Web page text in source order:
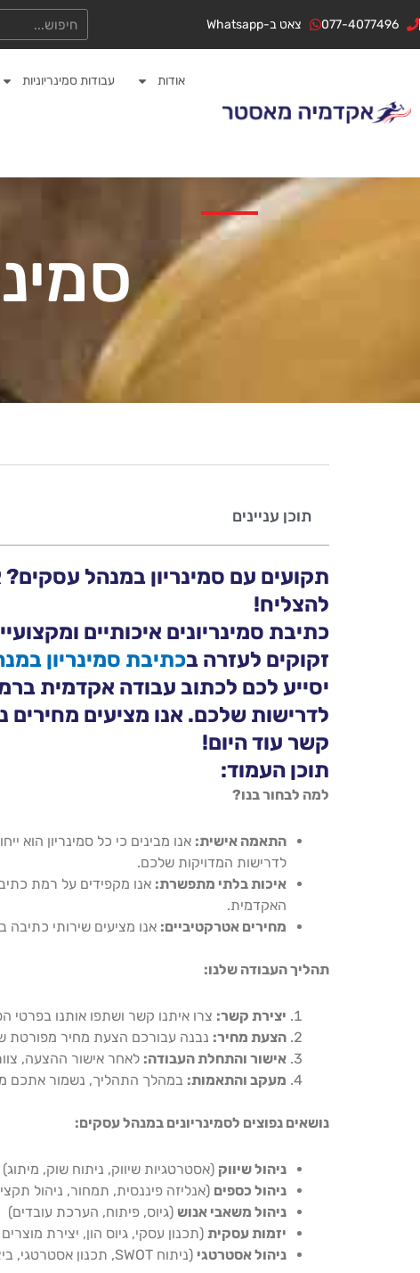
לתוכן077-4077496 צאט ב-Whatsapp חיפוש
אודות עבודות סמינריוניות
תוכן עניינים
תקועים עם סמינריון במנהל עסקים?
להצליח!
כתיבת סמינריונים איכותיים
זקוקים לעזרה בכתיבת סמינריון
יסייע לכם לכתוב עבודה אקדמית
לדרישות שלכם. אנו מציעים מחירים
קשר עוד היום!
תוכן העמוד:
למה לבחור בנו?
התאמה אישית: אנו מבינים כי כל סמינריון הוא
לדרישות המדויקות שלכם.
איכות בלתי מתפשרת: אנו מקפידים על רמת
האקדמית.
מחירים אטרקטיביים: אנו מציעים שירותי
תהליך העבודה שלנו:
יצירת קשר: צרו איתנו קשר ושתפו אותנו בפרטי
הצעת מחיר: נבנה עבורכם הצעת מחיר מפורטת
אישור והתחלת העבודה: לאחר אישור ההצעה,
מעקב והתאמות: במהלך התהליך, נשמור אתכם
נושאים נפוצים לסמינריונים במנהל עסקים:
ניהול שיווק (אסטרטגיות שיווק, ניתוח שוק, מיתוג)
ניהול כספים (אנליזה פיננסית, תמחור, ניהול
ניהול משאבי אנוש (גיוס, פיתוח, הערכת עובדים)
יזמות עסקית (תכנון עסקי, גיוס הון, יצירת
ניהול אסטרטגי (ניתוח SWOT, תכנון אסטרטגי, ביצוע אסטרטגי)